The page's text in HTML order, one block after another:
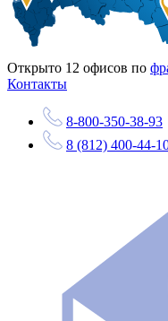
Открыто 12 офисов по
Контакты
8-800-350-38-93
8 (812) 400-44-